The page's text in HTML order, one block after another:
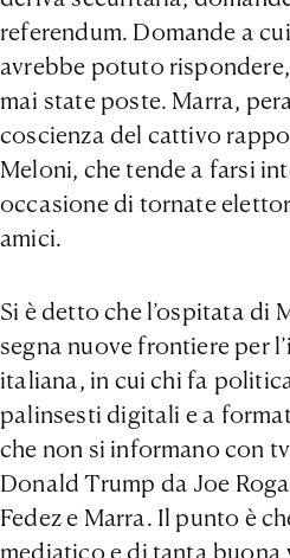
referendum. Domande a
avrebbe potuto
mai state poste. Marra,
coscienza del cattivo
Meloni, che tende a farsi
occasione di tornate
amici.
Si è detto che l’ospitata di
segna nuove frontiere per
italiana, in cui chi fa
palinsesti digitali e a
che non si informano con
Donald Trump da Joe
Fedez e Marra. Il punto è
mediatico e di tanta